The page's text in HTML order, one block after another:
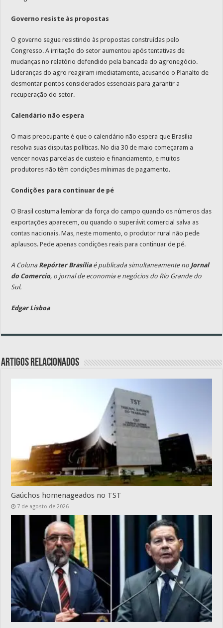
Governo resiste às propostas
O governo segue resistindo às propostas construídas pelo
Congresso. A irritação do setor aumentou após tentativas de
mudanças no relatório defendido pela bancada do agronegócio.
Lideranças do agro reagiram imediatamente, acusando o Planalto de
desmontar pontos considerados essenciais para garantir a
recuperação do setor.
Calendário não espera
O mais preocupante é que o calendário não espera que Brasília
resolva suas disputas políticas. No dia 30 de maio começaram a
vencer novas parcelas de custeio e financiamento, e muitos
produtores não têm condições mínimas de pagamento.
Condições para continuar de pé
O Brasil costuma lembrar da força do campo quando os números das
exportações aparecem, ou quando o superávit comercial salva as
contas nacionais. Mas, neste momento, o produtor rural não pede
aplausos. Pede apenas condições reais para continuar de pé.
A Coluna Repórter Brasíliaé publicada simultaneamente no Jornal
do Comercio, o jornal de economia e negócios do Rio Grande do
Sul.
Edgar Lisboa
Artigos relacionados
Gaúchos homenageados no TST
7 de agosto de 2026